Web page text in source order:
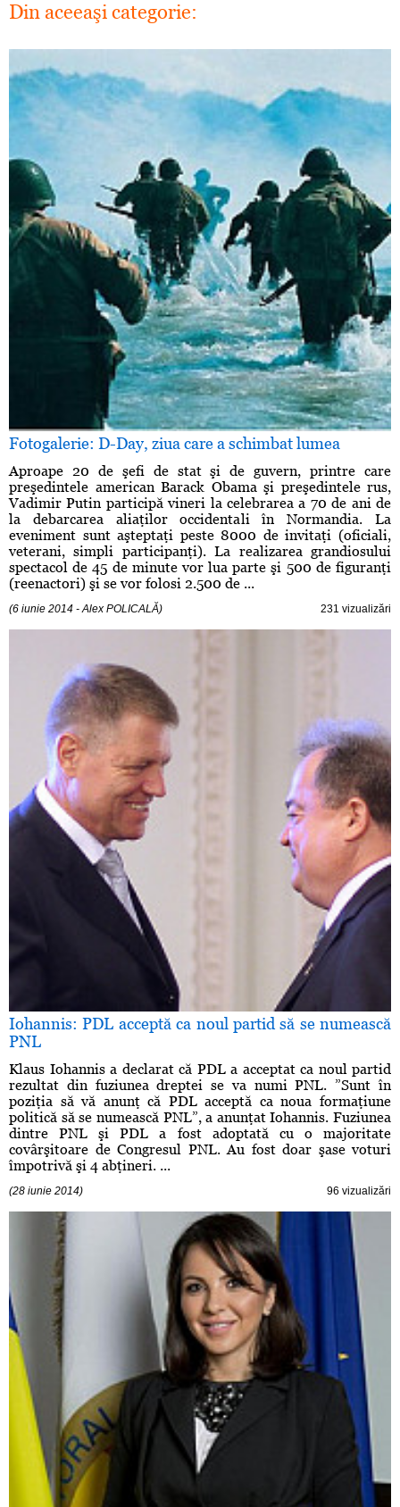
Din aceeaşi categorie:
Fotogalerie: D-Day, ziua care a schimbat lumea
Aproape 20 de şefi de stat şi de guvern, printre care
preşedintele american Barack Obama şi preşedintele rus,
Vadimir Putin participă vineri la celebrarea a 70 de ani de
la debarcarea aliaţilor occidentali în Normandia. La
eveniment sunt aşteptaţi peste 8000 de invitaţi (oficiali,
veterani, simpli participanţi). La realizarea grandiosului
spectacol de 45 de minute vor lua parte şi 500 de figuranţi
(reenactori) şi se vor folosi 2.500 de ...
(6 iunie 2014 - Alex POLICALĂ) 231 vizualizări
Iohannis: PDL acceptă ca noul partid să se numească
PNL
Klaus Iohannis a declarat că PDL a acceptat ca noul partid
rezultat din fuziunea dreptei se va numi PNL. ”Sunt în
poziţia să vă anunţ că PDL acceptă ca noua formaţiune
politică să se numească PNL”, a anunţat Iohannis. Fuziunea
dintre PNL şi PDL a fost adoptată cu o majoritate
covârşitoare de Congresul PNL. Au fost doar şase voturi
împotrivă şi 4 abţineri. ...
(28 iunie 2014) 96 vizualizări